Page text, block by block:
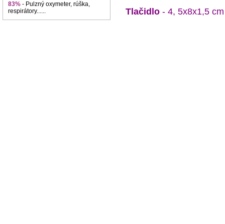
83% - Pulzný oxymeter, rúška,
respirátory......
Tlačidlo - 4, 5x8x1,5 cm